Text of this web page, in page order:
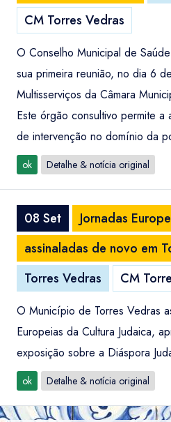
CM Torres Vedras
O Conselho Municipal de
sua primeira reunião, no dia 6
Multisserviços da Câmara
Este órgão consultivo permite a
de intervenção no domínio da
ok Detalhe & notícia original
08 Set
Jornadas
assinaladas de novo em
Torres Vedras
CM
O Município de Torres Vedras
Europeias da Cultura Judaica,
exposição sobre a Diáspora
ok Detalhe & notícia original